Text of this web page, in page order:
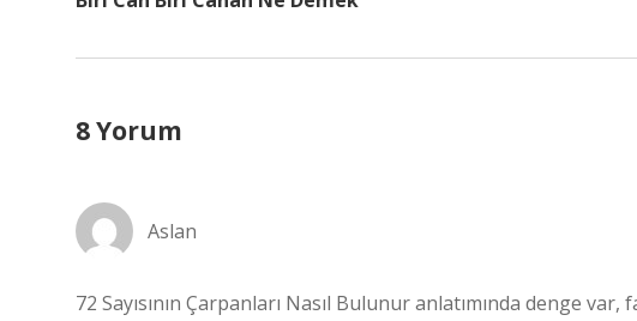
8 Yorum
Aslan
72 Sayısının Çarpanları Nasıl Bulunur anlatımında denge